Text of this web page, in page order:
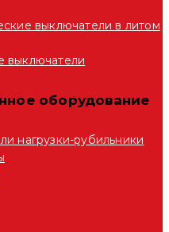
выключатели в литом
выключатели
оборудование
нагрузки-рубильники